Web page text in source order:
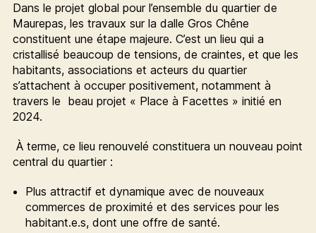
Dans le projet global pour l’ensemble du quartier de
Maurepas, les travaux sur la dalle Gros Chêne
constituent une étape majeure. C’est un lieu qui a
cristallisé beaucoup de tensions, de craintes, et que les
habitants, associations et acteurs du quartier
s’attachent à occuper positivement, notamment à
travers le beau projet « Place à Facettes » initié en
2024.
À terme, ce lieu renouvelé constituera un nouveau point
central du quartier :
Plus attractif et dynamique avec de nouveaux
commerces de proximité et des services pour les
habitant.e.s, dont une offre de santé.